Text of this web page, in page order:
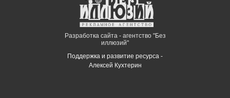
Разработка сайта - агентство "Без
иллюзий"
Поддержка и развитие ресурса -
Алексей Кухтерин